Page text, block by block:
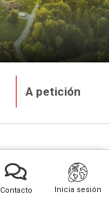
Contacto Inicia sesión
A petición
PREMIUM